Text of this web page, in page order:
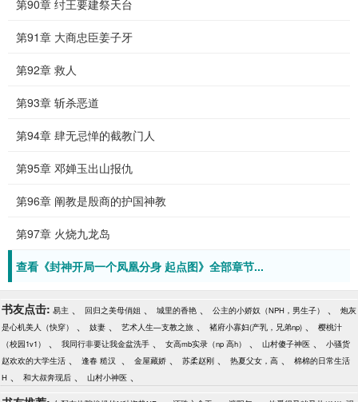
第90章 纣王要建祭天台
第91章 大商忠臣姜子牙
第92章 救人
第93章 斩杀恶道
第94章 肆无忌惮的截教门人
第95章 邓婵玉出山报仇
第96章 阐教是殷商的护国神教
第97章 火烧九龙岛
查看《封神开局一个凤凰分身 起点图》全部章节...
书友点击: 易主 、 回归之美母俏姐 、 城里的香艳 、 公主的小娇奴（NPH，男生子） 、
炮灰
是心机美人（快穿）
、 妓妻 、 艺术人生—支教之旅 、 褚府小寡妇(产乳，兄弟np) 、
樱桃汁
（校园1v1）
、 我同行非要让我金盆洗手 、 女高mb实录（np 高h） 、 山村傻子神医 、
小骚货
赵欢欢的大学生活 、 逢春 糙汉 、 金屋藏娇 、 苏柔赵刚 、 热夏父女，高 、
棉棉的日常生活
H 、 和大叔奔现后 、 山村小神医 、